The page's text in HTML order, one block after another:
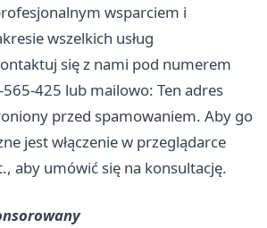
wsparciem i
wszelkich usług
się z nami pod numerem
425 lub mailowo: Ten adres
przed spamowaniem. Aby go
jest włączenie w przeglądarce
aby umówić się na konsultację.